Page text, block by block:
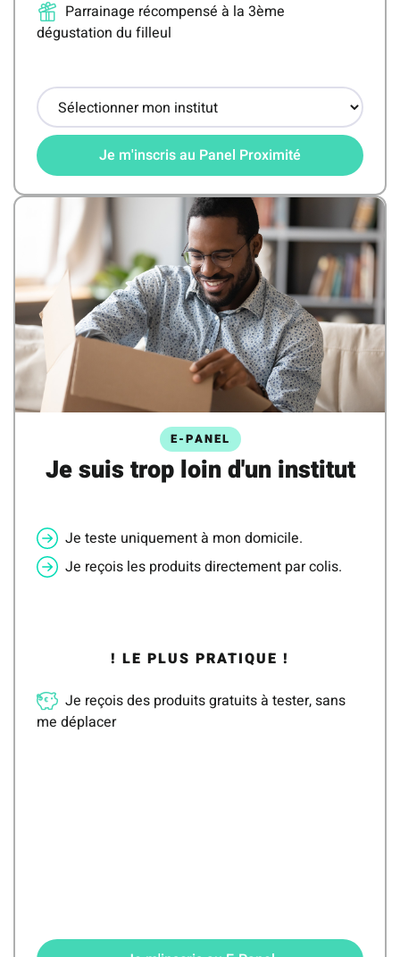
Parrainage récompensé à la 3ème
dégustation du filleul
Je m'inscris au Panel Proximité
E-PANEL
Je suis trop loin d'un institut
Je teste uniquement à mon domicile.
Je reçois les produits directement par colis.
! LE PLUS PRATIQUE !
Je reçois des produits gratuits à tester, sans
me déplacer